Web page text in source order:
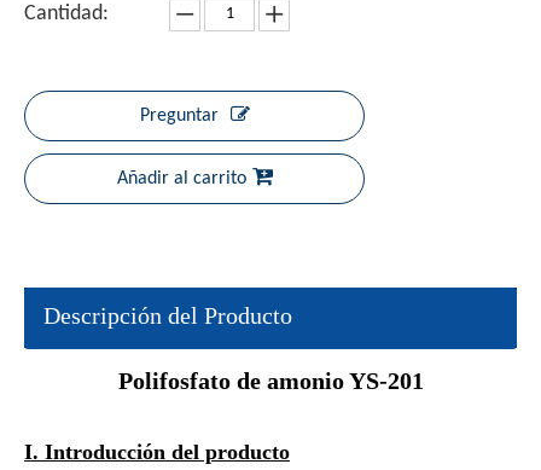
Cantidad:
Preguntar
Añadir al carrito
Descripción del Producto
Polifosfato de amonio YS-201
I. Introducción del producto